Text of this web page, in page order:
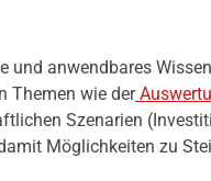
und anwendbares
Themen wie der
Szenarien
Möglichkeiten zu